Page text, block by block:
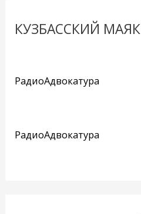
КУЗБАССКИЙ МАЯК
РадиоАдвокатура
РадиоАдвокатура